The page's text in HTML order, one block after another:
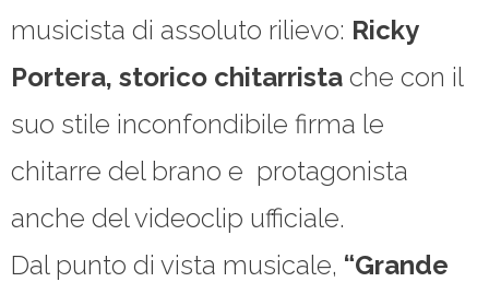
musicista di assoluto rilievo: Ricky
Portera, storico chitarrista che con il
suo stile inconfondibile firma le
chitarre del brano e protagonista
anche del videoclip ufficiale.
Dal punto di vista musicale, “Grande